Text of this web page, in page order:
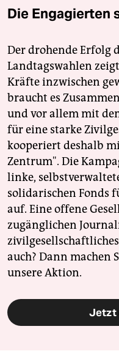
Die Engagierten
Der drohende Erfolg
Landtagswahlen
Kräfte inzwischen
braucht es
und vor allem mit
für eine starke
kooperiert deshalb
Zentrum". Die
linke,
solidarischen Fonds
auf. Eine offene
zugänglichen
auch? Dann machen
unsere Aktion.
Jetzt